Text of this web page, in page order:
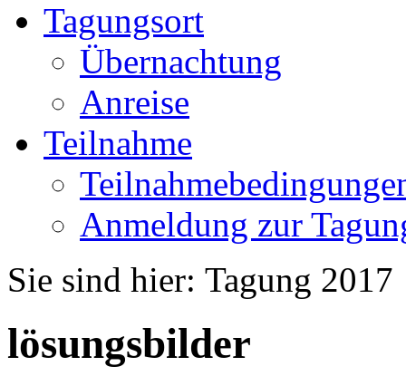
Tagungsort
Übernachtung
Anreise
Teilnahme
Anmeldung zur
Sie sind hier: Tagung 2017
lösungsbilder